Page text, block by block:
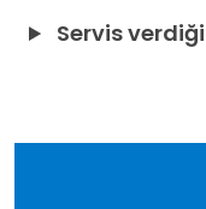
Servis